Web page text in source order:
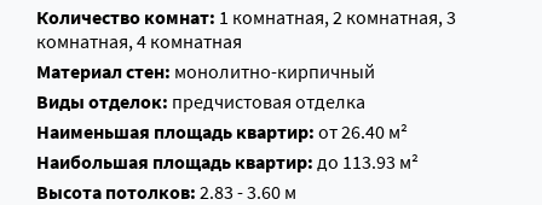
Количество комнат: 1 комнатная, 2 комнатная, 3
комнатная, 4 комнатная
Материал стен: монолитно-кирпичный
Виды отделок: предчистовая отделка
Наименьшая площадь квартир: от 26.40 м²
Наибольшая площадь квартир: до 113.93 м²
Высота потолков: 2.83 - 3.60 м